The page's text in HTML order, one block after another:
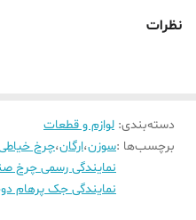
نظرات
دسته‌بندی: لوازم و قطعات
برچسب‌ها :سوزن،ارگان،چرخ
نمایندگی رسمی چرخ
نمایندگی جک پرهام